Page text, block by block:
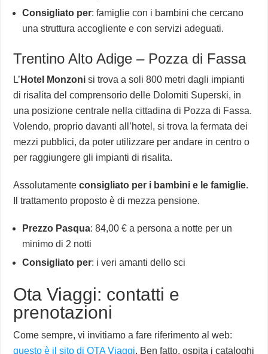
Consigliato per: famiglie con i bambini che cercano
una struttura accogliente e con servizi adeguati.
Trentino Alto Adige – Pozza di Fassa
L’ Hotel Monzoni si trova a soli 800 metri dagli impianti
di risalita del comprensorio delle Dolomiti Superski, in
una posizione centrale nella cittadina di Pozza di Fassa.
Volendo, proprio davanti all’hotel, si trova la fermata dei
mezzi pubblici, da poter utilizzare per andare in centro o
per raggiungere gli impianti di risalita.
Assolutamenteconsigliato per i bambini e le famiglie.
Il trattamento proposto è di mezza pensione.
Prezzo Pasqua: 84,00 € a persona a notte per un
minimo di 2 notti
Consigliato per: i veri amanti dello sci
Ota Viaggi: contatti e
prenotazioni
Come sempre, vi invitiamo a fare riferimento al web:
questo è il sito di OTA Viaggi. Ben fatto, ospita i cataloghi